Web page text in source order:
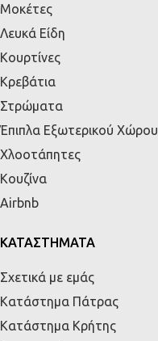
Μοκέτες
Λευκά Είδη
Κουρτίνες
Κρεβάτια
Στρώματα
Έπιπλα Εξωτερικού Χώρου
Χλοοτάπητες
Κουζίνα
Airbnb
ΚΑΤΑΣΤΗΜΑΤΑ
Σχετικά με εμάς
Κατάστημα Πάτρας
Κατάστημα Κρήτης